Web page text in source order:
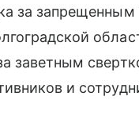
за
заветным
и